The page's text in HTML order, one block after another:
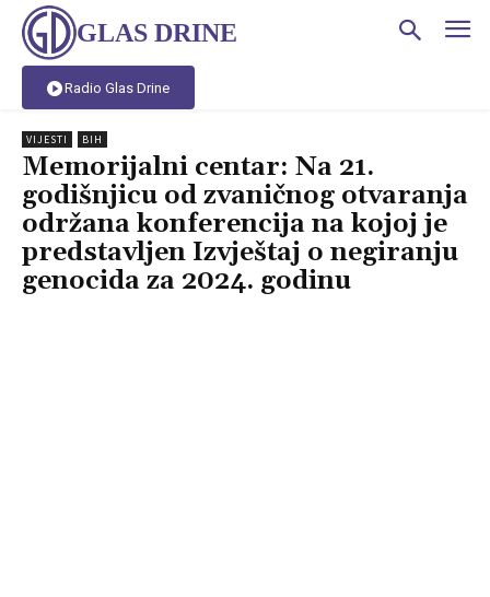
GLAS DRINE
Radio Glas Drine
VIJESTI BIH
Memorijalni centar: Na 21.
godišnjicu od zvaničnog otvaranja
održana konferencija na kojoj je
predstavljen Izvještaj o negiranju
genocida za 2024. godinu